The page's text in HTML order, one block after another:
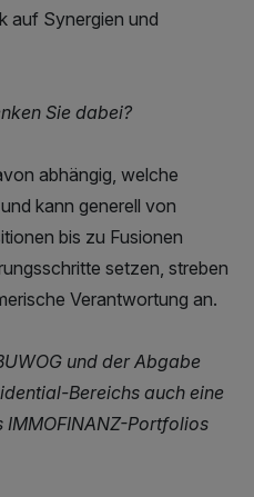
auf Synergien und
Sie dabei?
abhängig, welche
kann generell von
bis zu Fusionen
setzen, streben
Verantwortung an.
und der Abgabe
Bereichs auch eine
Portfolios